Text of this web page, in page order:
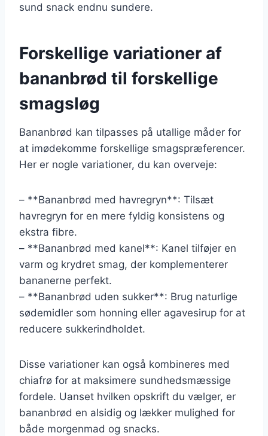
sund snack endnu sundere.
Forskellige variationer af
bananbrød til forskellige
smagsløg
Bananbrød kan tilpasses på utallige måder for
at imødekomme forskellige smagspræferencer.
Her er nogle variationer, du kan overveje:
– **Bananbrød med havregryn**: Tilsæt
havregryn for en mere fyldig konsistens og
ekstra fibre.
– **Bananbrød med kanel**: Kanel tilføjer en
varm og krydret smag, der komplementerer
bananerne perfekt.
– **Bananbrød uden sukker**: Brug naturlige
sødemidler som honning eller agavesirup for at
reducere sukkerindholdet.
Disse variationer kan også kombineres med
chiafrø for at maksimere sundhedsmæssige
fordele. Uanset hvilken opskrift du vælger, er
bananbrød en alsidig og lækker mulighed for
både morgenmad og snacks.